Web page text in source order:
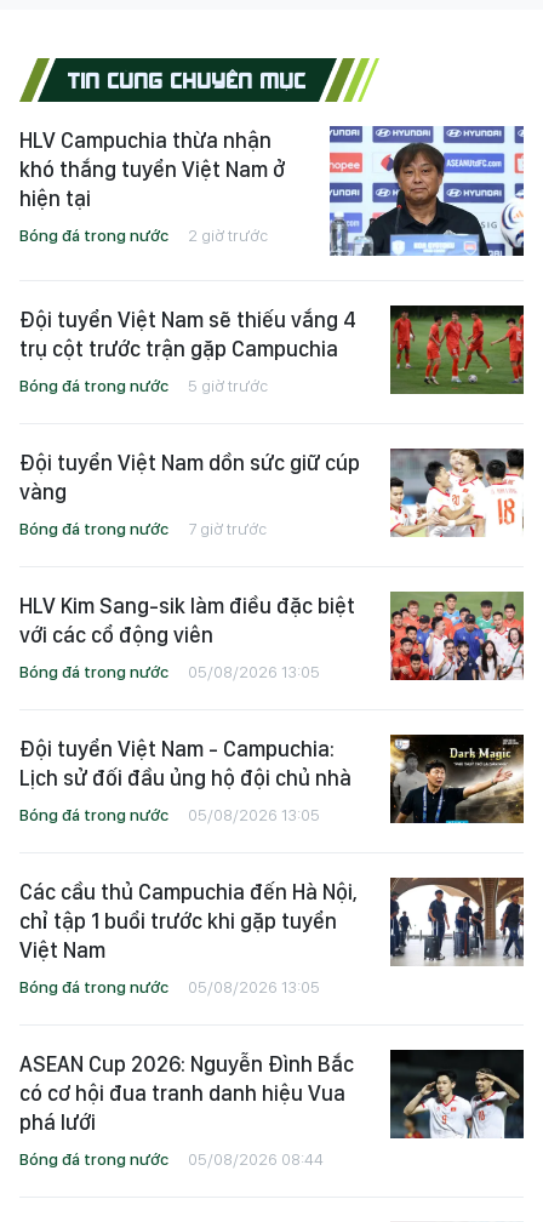
TIN CÙNG CHUYÊN MỤC
HLV Campuchia thừa nhận
khó thắng tuyển Việt Nam ở
hiện tại
Bóng đá trong nước 2 giờ trước
Đội tuyển Việt Nam sẽ thiếu vắng 4
trụ cột trước trận gặp Campuchia
Bóng đá trong nước 5 giờ trước
Đội tuyển Việt Nam dồn sức giữ cúp
vàng
Bóng đá trong nước 7 giờ trước
HLV Kim Sang-sik làm điều đặc biệt
với các cổ động viên
Bóng đá trong nước 05/08/2026 13:05
Đội tuyển Việt Nam - Campuchia:
Lịch sử đối đầu ủng hộ đội chủ nhà
Bóng đá trong nước 05/08/2026 13:05
Các cầu thủ Campuchia đến Hà Nội,
chỉ tập 1 buổi trước khi gặp tuyển
Việt Nam
Bóng đá trong nước 05/08/2026 13:05
ASEAN Cup 2026: Nguyễn Đình Bắc
có cơ hội đua tranh danh hiệu Vua
phá lưới
Bóng đá trong nước 05/08/2026 08:44